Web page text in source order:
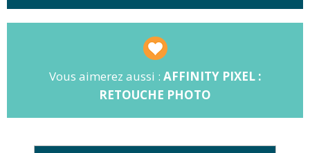
Vous aimerez aussi : AFFINITY PIXEL :
RETOUCHE PHOTO